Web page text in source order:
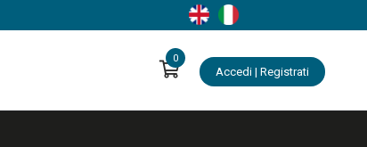
0
Accedi | Registrati